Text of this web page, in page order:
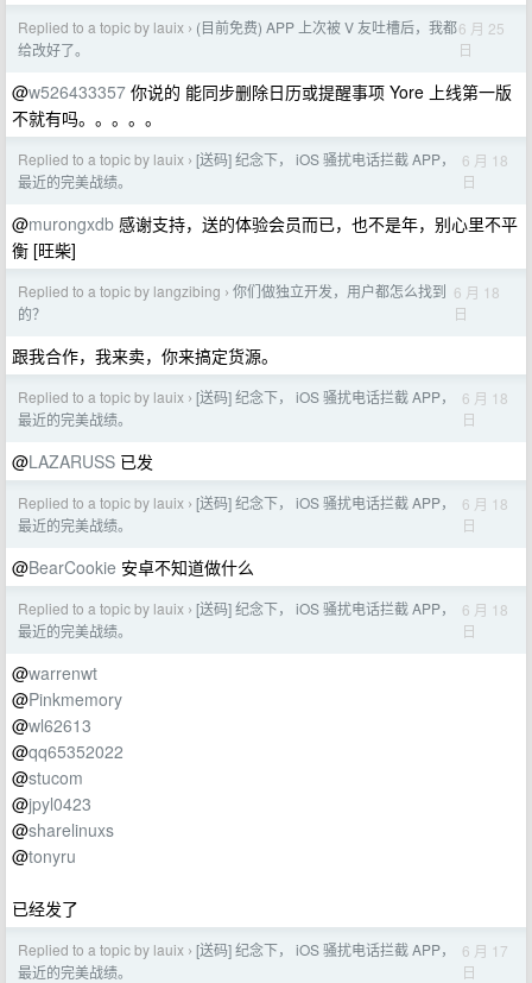
Replied to a topic by lauix › (目前免费) APP 上次被 V 友吐槽后，我都
给改好了。
6 月 25
日
@w526433357 你说的 能同步删除日历或提醒事项 Yore 上线第一版
不就有吗。。。。。
Replied to a topic by lauix › [送码] 纪念下， iOS 骚扰电话拦截 APP，
最近的完美战绩。
6 月 18
日
@murongxdb 感谢支持，送的体验会员而已，也不是年，别心里不平
衡 [旺柴]
Replied to a topic by langzibing › 你们做独立开发，用户都怎么找到
的？
6 月 18
日
跟我合作，我来卖，你来搞定货源。
Replied to a topic by lauix › [送码] 纪念下， iOS 骚扰电话拦截 APP，
最近的完美战绩。
6 月 18
日
@LAZARUSS 已发
Replied to a topic by lauix › [送码] 纪念下， iOS 骚扰电话拦截 APP，
最近的完美战绩。
6 月 18
日
@BearCookie 安卓不知道做什么
Replied to a topic by lauix › [送码] 纪念下， iOS 骚扰电话拦截 APP，
最近的完美战绩。
6 月 18
日
@warrenwt
@Pinkmemory
@wl62613
@qq65352022
@stucom
@jpyl0423
@sharelinuxs
@tonyru
已经发了
Replied to a topic by lauix › [送码] 纪念下， iOS 骚扰电话拦截 APP，
最近的完美战绩。
6 月 17
日